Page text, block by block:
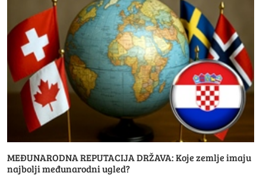
MEĐUNARODNA REPUTACIJA DRŽAVA: Koje zemlje imaju
najbolji međunarodni ugled?